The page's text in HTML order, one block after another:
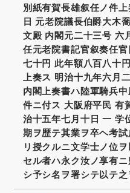
別紙有賀長雄叙任ノ件
日 元老院議長伯爵大木
文殿 内閣元二十三号 六
任元老院書記官叙奏任
七十円 此年額八百八十
上奏ス 明治十九年六月
内閣上奏書ハ陸軍騎兵
件ニ付ス 大阪府平民 有
治十五年七月十日 一 学
期ヲ歴テ其業ヲ卒ヘ考
リ授クルニ文学士ノ位
セル者ハ永ク汝ノ享有
シ予シ名ヲ署シテ以テ之